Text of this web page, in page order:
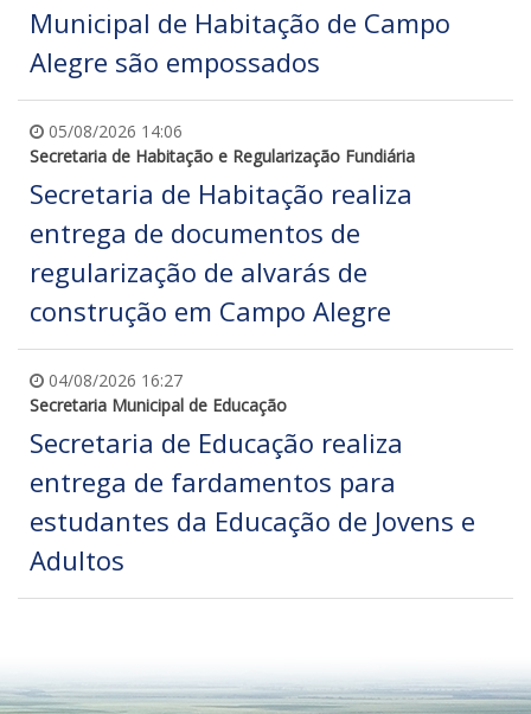
Municipal de Habitação de Campo
Alegre são empossados
05/08/2026 14:06
Secretaria de Habitação e Regularização Fundiária
Secretaria de Habitação realiza
entrega de documentos de
regularização de alvarás de
construção em Campo Alegre
04/08/2026 16:27
Secretaria Municipal de Educação
Secretaria de Educação realiza
entrega de fardamentos para
estudantes da Educação de Jovens e
Adultos